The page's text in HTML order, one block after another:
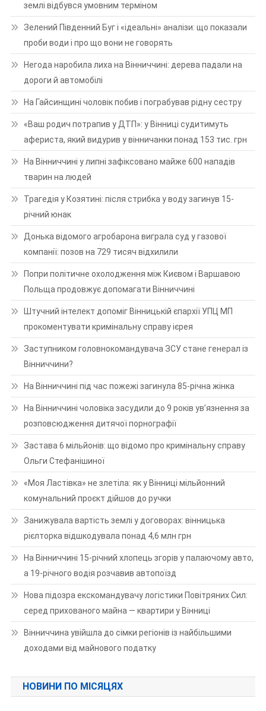
землі відбувся умовним терміном
Зелений Південний Буг і «ідеальні» аналізи: що показали
проби води і про що вони не говорять
Негода наробила лиха на Вінниччині: дерева падали на
дороги й автомобілі
На Гайсинщині чоловік побив і пограбував рідну сестру
«Ваш родич потрапив у ДТП»: у Вінниці судитимуть
афериста, який видурив у вінничанки понад 153 тис. грн
На Вінниччині у липні зафіксовано майже 600 нападів
тварин на людей
Трагедія у Козятині: після стрибка у воду загинув 15-
річний юнак
Донька відомого агробарона виграла суд у газової
компанії: позов на 729 тисяч відхилили
Попри політичне охолодження між Києвом і Варшавою
Польща продовжує допомагати Вінниччині
Штучний інтелект допоміг Вінницькій єпархії УПЦ МП
прокоментувати кримінальну справу ієрея
Заступником головнокомандувача ЗСУ стане генерал із
Вінниччини?
На Вінниччині під час пожежі загинула 85-річна жінка
На Вінниччині чоловіка засудили до 9 років ув’язнення за
розповсюдження дитячої порнографії
Застава 6 мільйонів: що відомо про кримінальну справу
Ольги Стефанішиної
«Моя Ластівка» не злетіла: як у Вінниці мільйонний
комунальний проєкт дійшов до ручки
Занижувала вартість землі у договорах: вінницька
рієлторка відшкодувала понад 4,6 млн грн
На Вінниччині 15-річний хлопець згорів у палаючому авто,
а 19-річного водія розчавив автопоїзд
Нова підозра екскомандувачу логістики Повітряних Сил:
серед прихованого майна — квартири у Вінниці
Вінниччина увійшла до сімки регіонів із найбільшими
доходами від майнового податку
НОВИНИ ПО МІСЯЦЯХ